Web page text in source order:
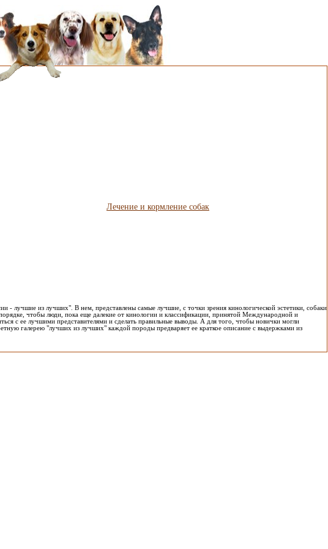
Лечение и кормление собак
лучшие из лучших". В нем, представлены самые лучшие, с точки зрения кинологической эстетики, собаки
чтобы люди, пока еще далекие от кинологии и классификации, принятой Международной и
с ее лучшими представителями и сделать правильные выводы. А для того, чтобы новички могли
галерею "лучших из лучших" каждой породы предваряет ее краткое описание с выдержками из